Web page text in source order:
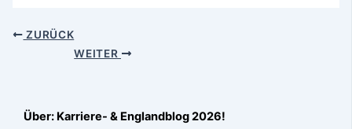
ZURÜCK
WEITER
Über: Karriere- & Englandblog 2026!